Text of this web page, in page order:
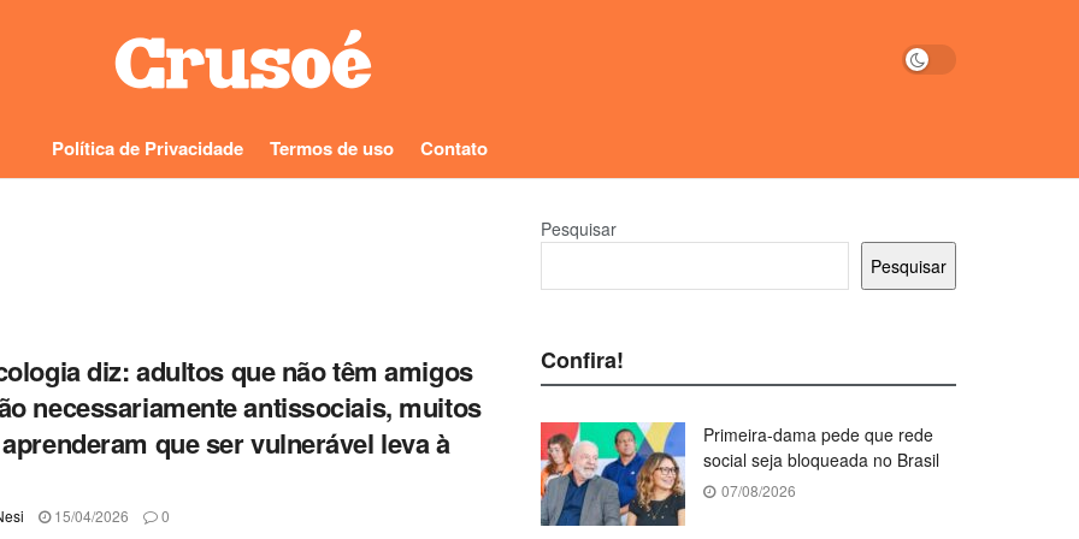
Política de Privacidade Termos de uso Contato
diz: adultos que não têm amigos
necessariamente antissociais, muitos
que ser vulnerável leva à
15/04/2026 0
Pesquisar
Pesquisar
Confira!
Primeira-dama pede que rede
social seja bloqueada no Brasil
07/08/2026